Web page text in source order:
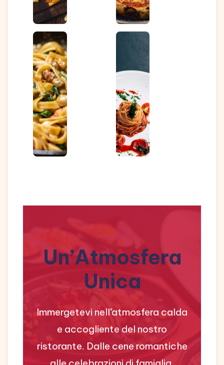
Un’Atmosfera
Unica
Immergetevi nell’atmosfera calda
e accogliente del nostro
ristorante. Dalle cene romantiche